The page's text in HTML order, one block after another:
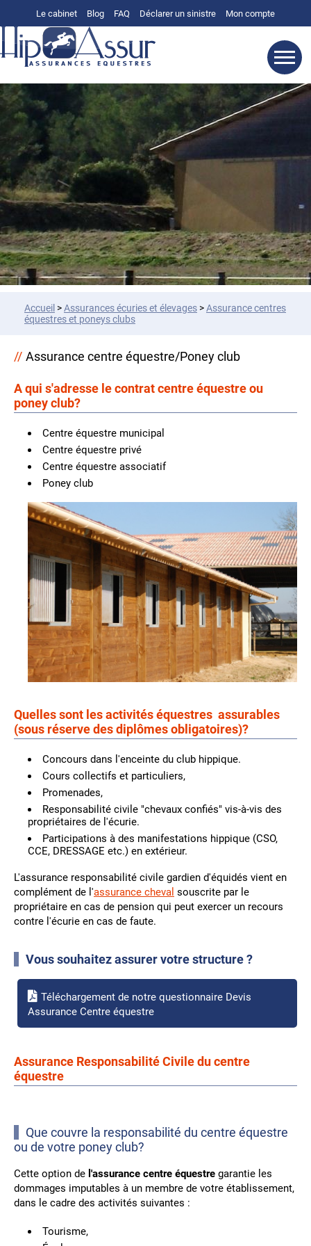
Le cabinet Blog FAQ Déclarer un sinistre Mon compte
Accueil >Assurancesécuries et élevages >Assurance centres
équestres et poneys clubs
Assurance centre équestre/Poney club
A qui s'adresse le contrat centre équestre ou
poney club?
Centre équestre municipal
Centre équestre privé
Centre équestre associatif
Poney club
Quelles sont les activités équestres assurables
(sous réserve des diplômes obligatoires)?
Concours dans l'enceinte du club hippique.
Cours collectifs et particuliers,
Promenades,
Responsabilité civile "chevaux confiés" vis-à-vis des
propriétaires de l'écurie.
Participations à des manifestations hippique (CSO,
CCE, DRESSAGE etc.) en extérieur.
L'assurance responsabilité civile gardien d'équidés vient en
complément de l'assurance cheval souscrite par le
propriétaire en cas de pension qui peut exercer un recours
contre l'écurie en cas de faute.
Vous souhaitez assurer votre structure ?
Téléchargement de notre questionnaire Devis
Assurance Centre équestre
Assurance Responsabilité Civile du centre
équestre
Que couvre la responsabilité du centre équestre
ou de votre poney club?
Cette option de l'assurance centre équestre garantie les
dommages imputables à un membre de votre établissement,
dans le cadre des activités suivantes :
Tourisme,